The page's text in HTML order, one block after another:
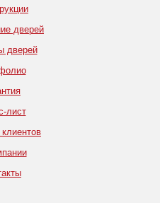
дверей
дверей
лист